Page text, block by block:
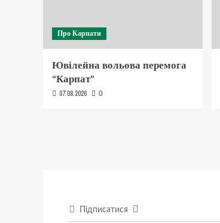
Про Карпати
Ювілейна вольова перемога
“Карпат”
07.08.2026 0
Підписатися